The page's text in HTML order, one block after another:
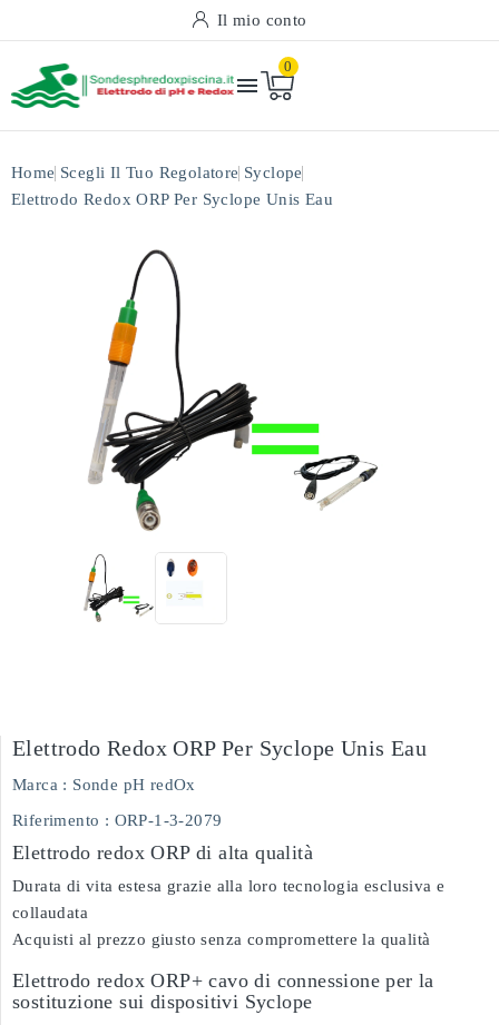
Il mio conto

0
Home Scegli Il Tuo Regolatore Syclope
Elettrodo Redox ORP Per Syclope Unis Eau
Elettrodo Redox ORP Per Syclope Unis Eau
Marca : Sonde pH redOx
Riferimento : ORP-1-3-2079
Elettrodo redox ORP di alta qualità
Durata di vita estesa grazie alla loro tecnologia esclusiva e
collaudata
Acquisti al prezzo giusto senza compromettere la qualità
Elettrodo redox ORP+ cavo di connessione per la
sostituzione sui dispositivi Syclope